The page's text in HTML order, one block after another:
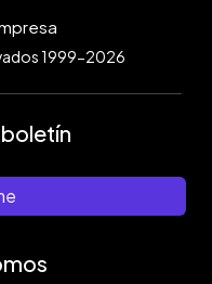
1999-2026